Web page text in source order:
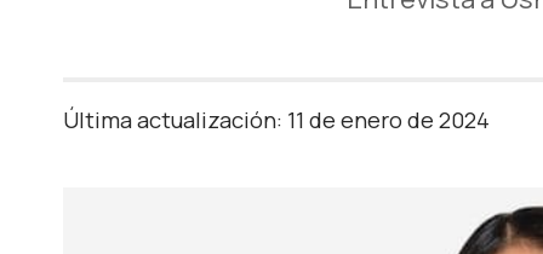
Última actualización: 11 de enero de 2024